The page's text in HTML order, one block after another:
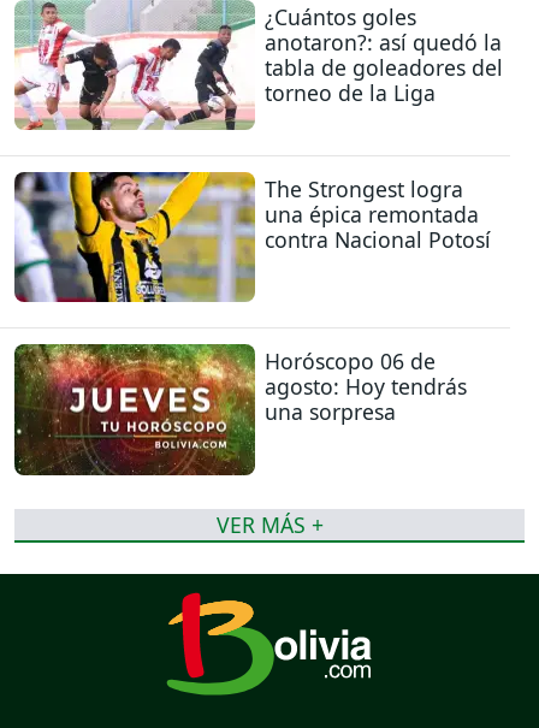
¿Cuántos goles
anotaron?: así quedó la
tabla de goleadores del
torneo de la Liga
The Strongest logra
una épica remontada
contra Nacional Potosí
Horóscopo 06 de
agosto: Hoy tendrás
una sorpresa
VER MÁS +